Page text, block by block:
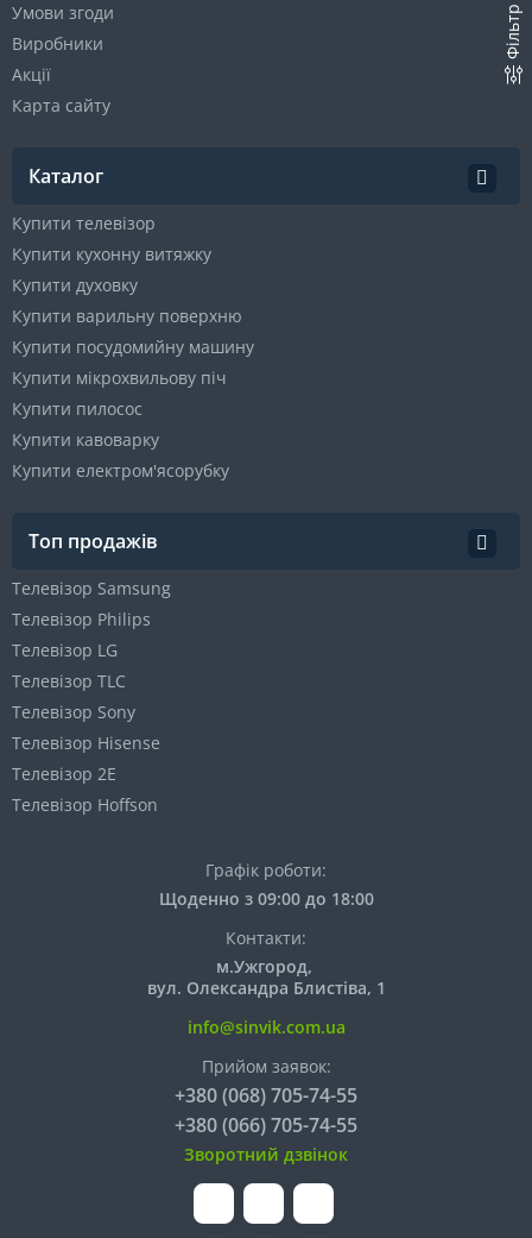
Фільтр
Умови згоди
Виробники
Акції
Карта сайту
Каталог
Купити телевізор
Купити кухонну витяжку
Купити духовку
Купити варильну поверхню
Купити посудомийну машину
Купити мікрохвильову піч
Купити пилосос
Купити кавоварку
Купити електром'ясорубку
Топ продажів
Телевізор Samsung
Телевізор Philips
Телевізор LG
Телевізор TLC
Телевізор Sony
Телевізор Hisense
Телевізор 2E
Телевізор Hoffson
Графік роботи:
Щоденно з 09:00 до 18:00
Контакти:
м.Ужгород,
вул. Олександра Блистіва, 1
info@sinvik.com.ua
Прийом заявок:
+380 (068) 705-74-55
+380 (066) 705-74-55
Зворотний дзвінок